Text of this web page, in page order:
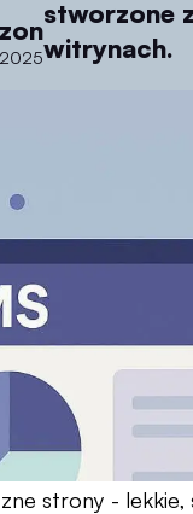
stworzone
witrynach.
strony -